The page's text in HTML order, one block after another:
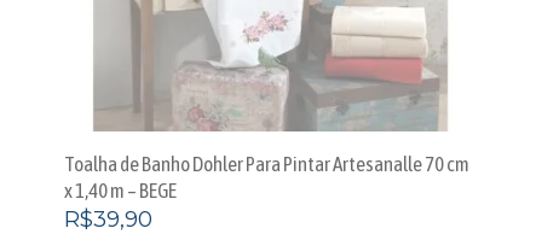
Toalha de Banho Dohler Para Pintar Artesanalle 70 cm
x 1,40 m – BEGE
R$39,90